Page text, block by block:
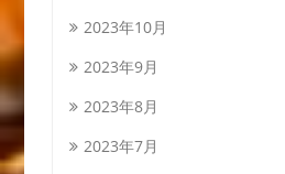
2023年10月
2023年9月
2023年8月
2023年7月